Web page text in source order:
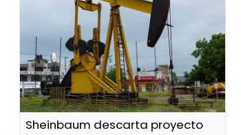
Sheinbaum descarta proyecto